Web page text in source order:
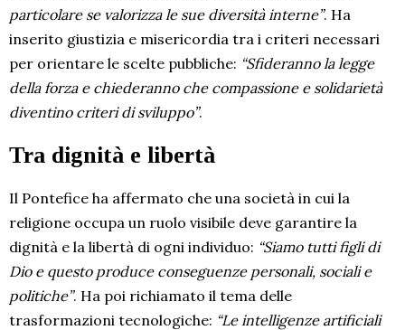
particolare se valorizza le sue diversità interne”. Ha
inserito giustizia e misericordia tra i criteri necessari
per orientare le scelte pubbliche: “Sfideranno la legge
della forza e chiederanno che compassione e solidarietà
diventino criteri di sviluppo”.
Tra dignità e libertà
Il Pontefice ha affermato che una società in cui la
religione occupa un ruolo visibile deve garantire la
dignità e la libertà di ogni individuo: “Siamo tutti figli di
Dio e questo produce conseguenze personali, sociali e
politiche”. Ha poi richiamato il tema delle
trasformazioni tecnologiche: “Le intelligenze artificiali